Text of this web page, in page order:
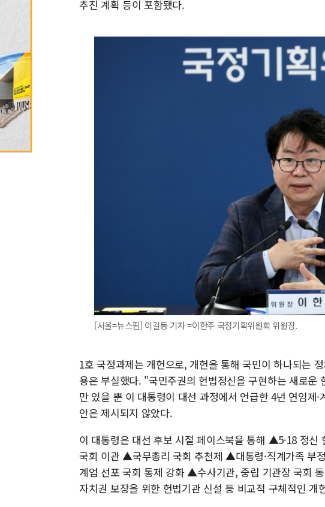
추진 계획 등이 포함됐다.
[서울=뉴스핌] 이길동 기자 =이한주 국정기획위원회 위원장.
1호 국정과제는 개헌으로, 개헌을 통해 국민이 하나되는
용은 부실했다. "국민주권의 헌법정신을 구현하는 새로운
만 있을 뿐 이 대통령이 대선 과정에서 언급한 4년 연임제
안은 제시되지 않았다.
이 대통령은 대선 후보 시절 페이스북을 통해 ▲5·18 정
국회 이관 ▲국무총리 국회 추천제 ▲대통령·직계가족 부
계엄 선포 국회 통제 강화 ▲수사기관, 중립 기관장 국회
자치권 보장을 위한 헌법기관 신설 등 비교적 구체적인 개